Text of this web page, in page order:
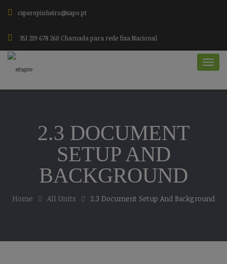
csperopinheiro@sapo.pt
351 219 678 260 Chamada para rede fixa Nacional
2.3 DOCUMENT
SETUP AND
BACKGROUND
Home All Units 2.3 Document Setup And Background